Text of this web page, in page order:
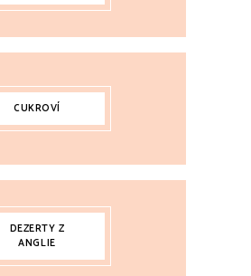
CUKROVÍ
DEZERTY Z
ANGLIE